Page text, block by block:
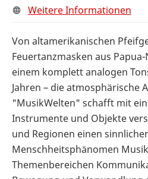
Weitere Informationen
Von altamerikanischen
Feuertanzmasken aus
einem komplett analogen
Jahren – die atmosphärische
"MusikWelten" schafft mit
Instrumente und Objekte
und Regionen einen
Menschheitsphänomen
Themenbereichen